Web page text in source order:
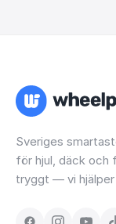
Sveriges
för hjul, däck och
tryggt — vi